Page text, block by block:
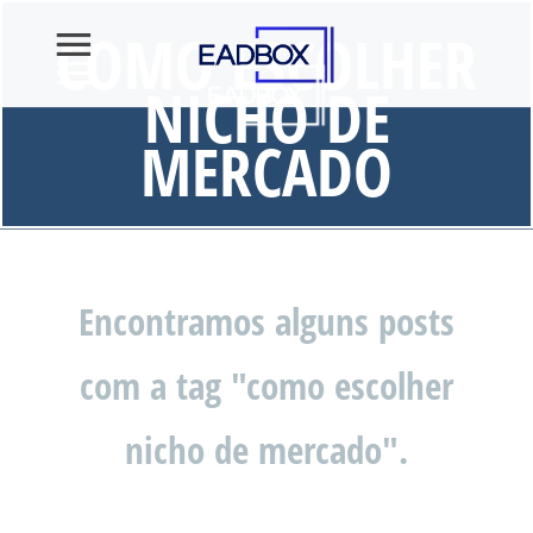
COMO ESCOLHER
NICHO DE
MERCADO
Encontramos alguns posts
com a tag "como escolher
nicho de mercado".